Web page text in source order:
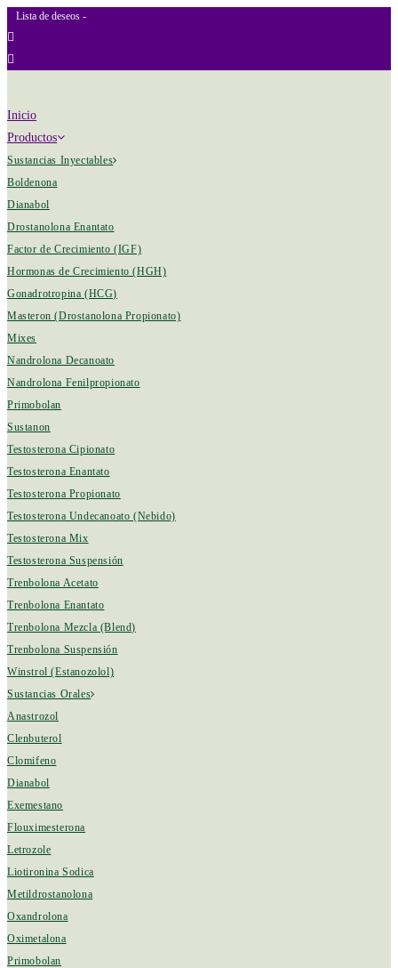
Lista de deseos -
Inicio
Productos
Sustancias Inyectables
Boldenona
Dianabol
Drostanolona Enantato
Factor de Crecimiento (IGF)
Hormonas de Crecimiento (HGH)
Gonadrotropina (HCG)
Masteron (Drostanolona Propionato)
Mixes
Nandrolona Decanoato
Nandrolona Fenilpropionato
Primobolan
Sustanon
Testosterona Cipionato
Testosterona Enantato
Testosterona Propionato
Testosterona Undecanoato (Nebido)
Testosterona Mix
Testosterona Suspensión
Trenbolona Acetato
Trenbolona Enantato
Trenbolona Mezcla (Blend)
Trenbolona Suspensión
Winstrol (Estanozolol)
Sustancias Orales
Anastrozol
Clenbuterol
Clomifeno
Dianabol
Exemestano
Flouximesterona
Letrozole
Liotironina Sodica
Metildrostanolona
Oxandrolona
Oximetalona
Primobolan